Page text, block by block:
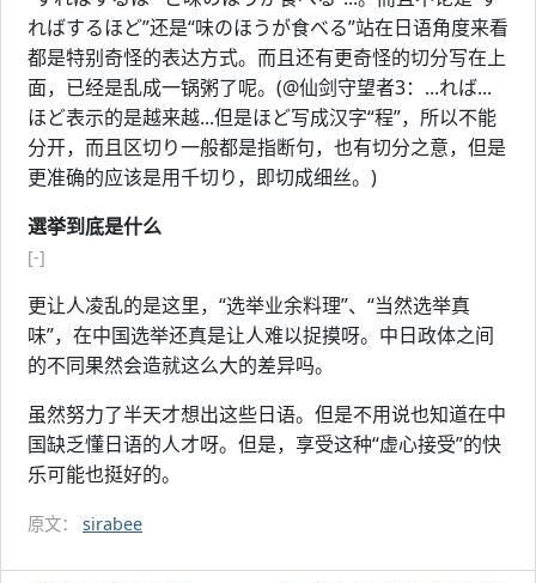
ればするほど”还是“味のほうが食べる”站在日语角度来看
都是特别奇怪的表达方式。而且还有更奇怪的切分写在上
面，已经是乱成一锅粥了呢。(@仙剑守望者3：...れば...
ほど表示的是越来越...但是ほど写成汉字“程”，所以不能
分开，而且区切り一般都是指断句，也有切分之意，但是
更准确的应该是用千切り，即切成细丝。)
選挙到底是什么
[-]
更让人凌乱的是这里，“选举业余料理”、“当然选举真
味”，在中国选举还真是让人难以捉摸呀。中日政体之间
的不同果然会造就这么大的差异吗。
虽然努力了半天才想出这些日语。但是不用说也知道在中
国缺乏懂日语的人才呀。但是，享受这种“虚心接受”的快
乐可能也挺好的。
原文： sirabee